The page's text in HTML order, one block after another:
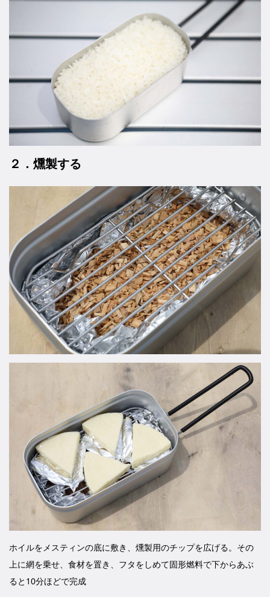
２．燻製する
ホイルをメスティンの底に敷き、燻製用のチップを広げる。その
上に網を乗せ、食材を置き、フタをしめて固形燃料で下からあぶ
ると10分ほどで完成